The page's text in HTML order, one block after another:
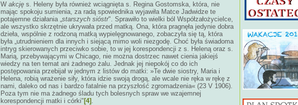
W akcję s. Heleny była również wciągnięta s. Regina Gostomska, która, nie
mając spokoju sumienia, za radą spowiednika wyjawiła Matce Jadwidze te
potajemne działania „starszych sióstr". Sprawiło to wielki ból Współzałożycielce,
ale wszystko skrzętnie ukrywała przed matką. Ona, która pragnęła jedynie dobra
dzieła, wspólnie z rodzoną matką wypielęgnowanego, zobaczyła się tą, która
była „utrudnieniem dla innych i siejącą mimo woli niezgodę. Choć była świadoma
intryg skierowanych przeciwko sobie, to w jej korespondencji z s. Heleną oraz s.
Marią, przebywającymi w Chicago, nie można dostrzec nawet cienia jakiejś
wiedzy na ten temat ani żadnego żalu. Jednak jej niepokój co do ich
postępowania przebijał w jednym z listów do matki: »Te dwie siostry, Maria i
Helena, robią wrażenie siły, która idzie swoją drogą, ale wcale nie ręka w rękę z
nami, daleko od nas i bardzo fatalnie na przyszłość zgromadzenia« (23 V 1906).
Poza tym nie ma żadnego śladu tych bolesnych spraw we wzajemnej
korespondencji matki i córki" [4] .